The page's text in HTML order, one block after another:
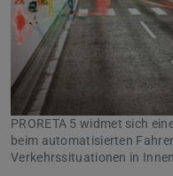
PRORETA 5 widmet sich
beim automatisierten
Verkehrssituationen in